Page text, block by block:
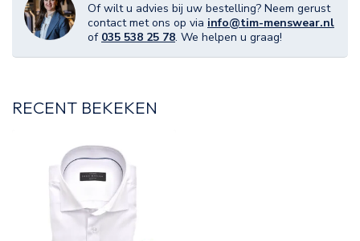
Of wilt u advies bij uw bestelling? Neem gerust
contact met ons op via info@tim-menswear.nl
of 035 538 25 78. We helpen u graag!
RECENT BEKEKEN